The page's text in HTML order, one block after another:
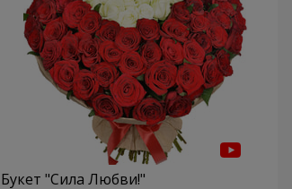
Букет "Сила Любви!"